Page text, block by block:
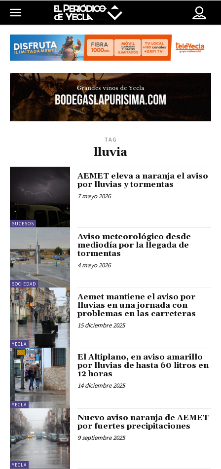
TAG
lluvia
SUCESOS
AEMET eleva a naranja el aviso
por lluvias y tormentas
7 mayo 2026
SOCIEDAD
Aviso meteorológico desde
mediodía por la llegada de
tormentas
4 mayo 2026
YECLA
Aemet mantiene el aviso por
lluvias en una jornada con
problemas en las carreteras
15 diciembre 2025
YECLA
El Altiplano, en aviso amarillo
por lluvias de hasta 60 litros en
12 horas
14 diciembre 2025
YECLA
Nuevo aviso naranja de AEMET
por fuertes precipitaciones
9 septiembre 2025